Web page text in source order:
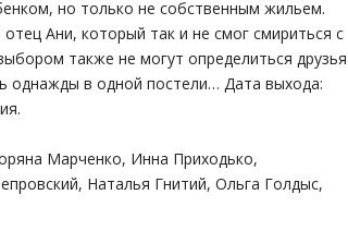
но только не собственным жильем.
Ани, который так и не смог смириться с
также не могут определиться друзья
однажды в одной постели… Дата выхода:
Марченко, Инна Приходько,
Наталья Гнитий, Ольга Голдыс,